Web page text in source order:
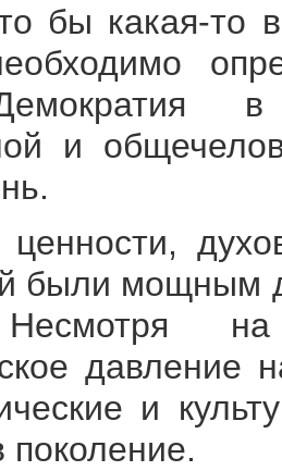
бы какая-то
и
ценности,
были мощным
Несмотря
давление
и
поколение.